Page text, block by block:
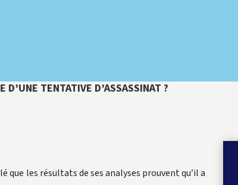
TENTATIVE D’ASSASSINAT ?
que les résultats de ses analyses prouvent qu’il a